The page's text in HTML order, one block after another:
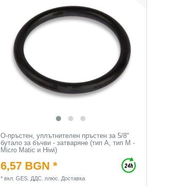
О-пръстен, уплътнителен пръстен за 5/8"
бутало за бъчви - затваряне (тип А, тип М -
Micro Matic и Hiwi)
6,57 BGN *
*вкл. GES. ДДС. плюс. Доставка